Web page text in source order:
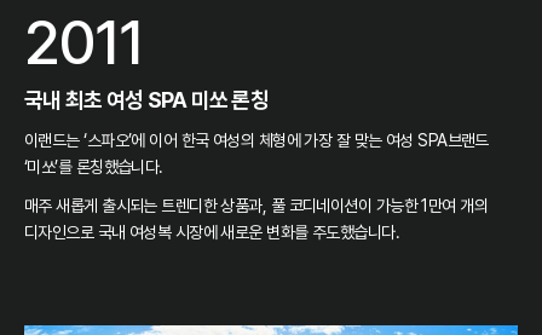
2011
국내 최초 여성 SPA 미쏘 론칭
이랜드는 ‘스파오’에 이어 한국 여성의 체형에 가장 잘 맞는 여성 SPA브랜드
‘미쏘’를 론칭했습니다.
매주 새롭게 출시되는 트렌디한 상품과, 풀 코디네이션이 가능한 1만여 개의
디자인으로 국내 여성복 시장에 새로운 변화를 주도했습니다.